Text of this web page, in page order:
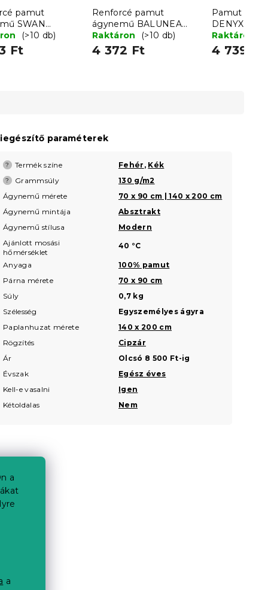
a
a
pamut
SWAN
rózsaszín
(>10 db)
Ft
Renforcé pamut
ágynemű BALUNEA
fehér
Raktáron (>10 db)
4 372 Ft
Pamut
DENYX
hotelszobai
Raktáron
4 739 Ft
paraméterek
? Termék színe Fehér , Kék
? Grammsúly
130 g/m2
Ágynemű mérete
70 x 90 cm | 140 x 200 cm
Ágynemű mintája
Absztrakt
Ágynemű stílusa
Modern
Ajánlott mosási
hőmérséklet
40 °C
Anyaga
100% pamut
Párna mérete
70 x 90 cm
Súly
0,7 kg
Szélesség
Egyszemélyes ágyra
Paplanhuzat mérete
140 x 200 cm
Rögzítés
Cipzár
Ár
Olcsó 8 500 Ft-ig
Évszak
Egész éves
Kell-e vasalni
Igen
Kétoldalas
Nem